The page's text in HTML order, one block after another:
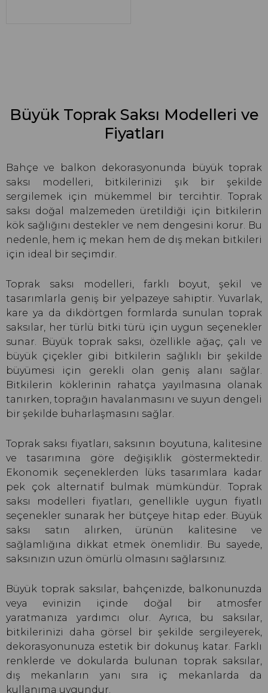
Büyük Toprak Saksı Modelleri ve
Fiyatları
Bahçe ve balkon dekorasyonunda büyük toprak
saksı modelleri, bitkilerinizi şık bir şekilde
sergilemek için mükemmel bir tercihtir. Toprak
saksı doğal malzemeden üretildiği için bitkilerin
kök sağlığını destekler ve nem dengesini korur. Bu
nedenle, hem iç mekan hem de dış mekan bitkileri
için ideal bir seçimdir.
Toprak saksı modelleri, farklı boyut, şekil ve
tasarımlarla geniş bir yelpazeye sahiptir. Yuvarlak,
kare ya da dikdörtgen formlarda sunulan toprak
saksılar, her türlü bitki türü için uygun seçenekler
sunar. Büyük toprak saksı, özellikle ağaç, çalı ve
büyük çiçekler gibi bitkilerin sağlıklı bir şekilde
büyümesi için gerekli olan geniş alanı sağlar.
Bitkilerin köklerinin rahatça yayılmasına olanak
tanırken, toprağın havalanmasını ve suyun dengeli
bir şekilde buharlaşmasını sağlar.
Toprak saksı fiyatları, saksının boyutuna, kalitesine
ve tasarımına göre değişiklik göstermektedir.
Ekonomik seçeneklerden lüks tasarımlara kadar
pek çok alternatif bulmak mümkündür. Toprak
saksı modelleri fiyatları, genellikle uygun fiyatlı
seçenekler sunarak her bütçeye hitap eder. Büyük
saksı satın alırken, ürünün kalitesine ve
sağlamlığına dikkat etmek önemlidir. Bu sayede,
saksınızın uzun ömürlü olmasını sağlarsınız.
Büyük toprak saksılar, bahçenizde, balkonunuzda
veya evinizin içinde doğal bir atmosfer
yaratmanıza yardımcı olur. Ayrıca, bu saksılar,
bitkilerinizi daha görsel bir şekilde sergileyerek,
dekorasyonunuza estetik bir dokunuş katar. Farklı
renklerde ve dokularda bulunan toprak saksılar,
dış mekanların yanı sıra iç mekanlarda da
kullanıma uygundur.